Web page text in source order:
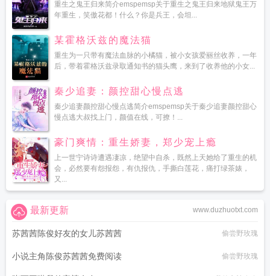
重生之鬼王归来简介emspemsp关于重生之鬼王归来地狱鬼王万
年重生，笑傲花都！什么？你是兵王，会坦...
某霍格沃兹的魔法猫
重生为一只带有魔法血脉的小橘猫，被小女孩爱丽丝收养，一年
后，带着霍格沃兹录取通知书的猫头鹰，来到了收养他的小女...
秦少追妻：颜控甜心慢点逃
秦少追妻颜控甜心慢点逃简介emspemsp关于秦少追妻颜控甜心
慢点逃大叔找上门，颜值在线，可撩！...
豪门爽情：重生娇妻，郑少宠上瘾
上一世宁诗诗遭遇凄凉，绝望中自杀，既然上天她给了重生的机
会，必然要有怨报怨，有仇报仇，手撕白莲花，痛打绿茶婊，
又...
www.duzhuotxt.com
最新更新
苏茜茜陈俊好友的女儿苏茜茜 偷尝野玫瑰
小说主角陈俊苏茜茜免费阅读 偷尝野玫瑰